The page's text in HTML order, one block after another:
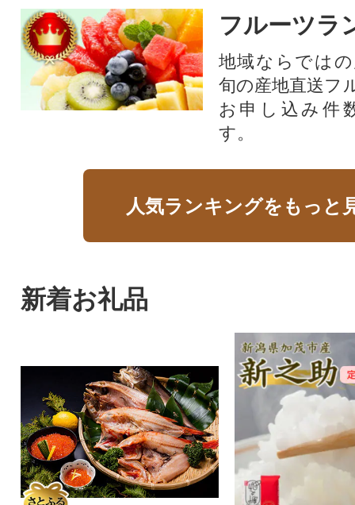
フルーツラ
地域ならでは
旬の産地直送フ
お申し込み件
す。
人気ランキングをもっと
新着お礼品